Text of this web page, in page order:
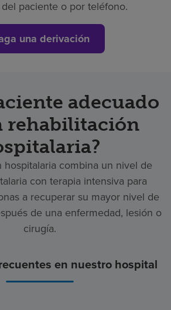
paciente o por teléfono.
una derivación
adecuado
rehabilitación
hospitalaria combina un nivel de
con terapia intensiva para
a recuperar su mayor nivel de
de una enfermedad, lesión o
cirugía.
en nuestro hospital